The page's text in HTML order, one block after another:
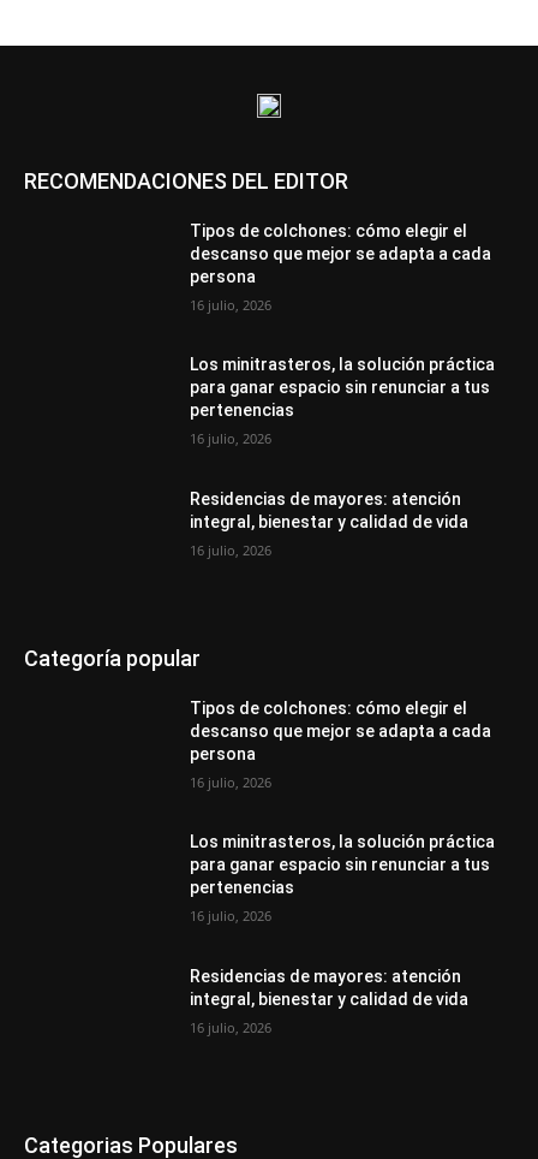
RECOMENDACIONES DEL EDITOR
Tipos de colchones: cómo elegir el
descanso que mejor se adapta a cada
persona
16 julio, 2026
Los minitrasteros, la solución práctica
para ganar espacio sin renunciar a tus
pertenencias
16 julio, 2026
Residencias de mayores: atención
integral, bienestar y calidad de vida
16 julio, 2026
Categoría popular
Tipos de colchones: cómo elegir el
descanso que mejor se adapta a cada
persona
16 julio, 2026
Los minitrasteros, la solución práctica
para ganar espacio sin renunciar a tus
pertenencias
16 julio, 2026
Residencias de mayores: atención
integral, bienestar y calidad de vida
16 julio, 2026
Categorias Populares